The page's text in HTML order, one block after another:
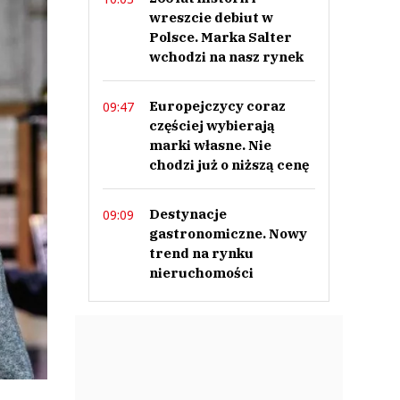
wreszcie debiut w
Polsce. Marka Salter
wchodzi na nasz rynek
09:47
Europejczycy coraz
częściej wybierają
marki własne. Nie
chodzi już o niższą cenę
09:09
Destynacje
gastronomiczne. Nowy
trend na rynku
nieruchomości